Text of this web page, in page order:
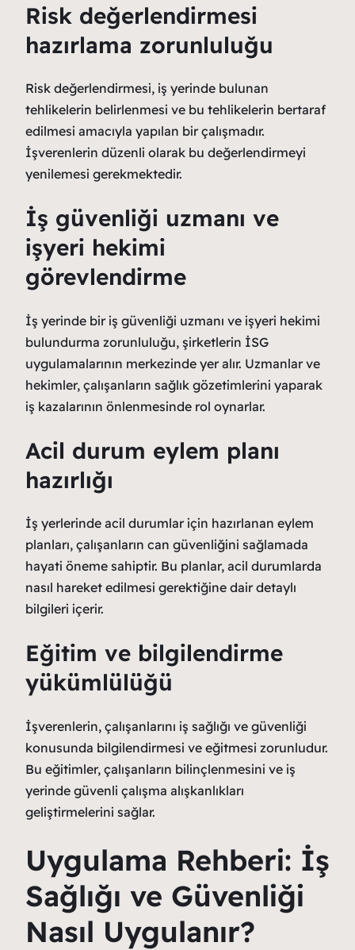
Risk değerlendirmesi
hazırlama zorunluluğu
Risk değerlendirmesi, iş yerinde bulunan
tehlikelerin belirlenmesi ve bu tehlikelerin bertaraf
edilmesi amacıyla yapılan bir çalışmadır.
İşverenlerin düzenli olarak bu değerlendirmeyi
yenilemesi gerekmektedir.
İş güvenliği uzmanı ve
işyeri hekimi
görevlendirme
İş yerinde bir iş güvenliği uzmanı ve işyeri hekimi
bulundurma zorunluluğu, şirketlerin İSG
uygulamalarının merkezinde yer alır. Uzmanlar ve
hekimler, çalışanların sağlık gözetimlerini yaparak
iş kazalarının önlenmesinde rol oynarlar.
Acil durum eylem planı
hazırlığı
İş yerlerinde acil durumlar için hazırlanan eylem
planları, çalışanların can güvenliğini sağlamada
hayati öneme sahiptir. Bu planlar, acil durumlarda
nasıl hareket edilmesi gerektiğine dair detaylı
bilgileri içerir.
Eğitim ve bilgilendirme
yükümlülüğü
İşverenlerin, çalışanlarını iş sağlığı ve güvenliği
konusunda bilgilendirmesi ve eğitmesi zorunludur.
Bu eğitimler, çalışanların bilinçlenmesini ve iş
yerinde güvenli çalışma alışkanlıkları
geliştirmelerini sağlar.
Uygulama Rehberi: İş
Sağlığı ve Güvenliği
Nasıl Uygulanır?